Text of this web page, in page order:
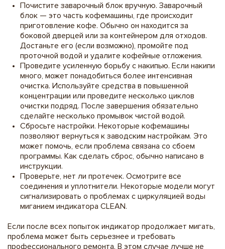
Почистите заварочный блок вручную. Заварочный
блок — это часть кофемашины, где происходит
приготовление кофе. Обычно он находится за
боковой дверцей или за контейнером для отходов.
Достаньте его (если возможно), промойте под
проточной водой и удалите кофейные отложения.
Проведите усиленную борьбу с накипью. Если накипи
много, может понадобиться более интенсивная
очистка. Используйте средства в повышенной
концентрации или проведите несколько циклов
очистки подряд. После завершения обязательно
сделайте несколько промывок чистой водой.
Сбросьте настройки. Некоторые кофемашины
позволяют вернуться к заводским настройкам. Это
может помочь, если проблема связана со сбоем
программы. Как сделать сброс, обычно написано в
инструкции.
Проверьте, нет ли протечек. Осмотрите все
соединения и уплотнители. Некоторые модели могут
сигнализировать о проблемах с циркуляцией воды
миганием индикатора CLEAN.
Если после всех попыток индикатор продолжает мигать,
проблема может быть серьезнее и требовать
профессионального ремонта. В этом случае лучше не